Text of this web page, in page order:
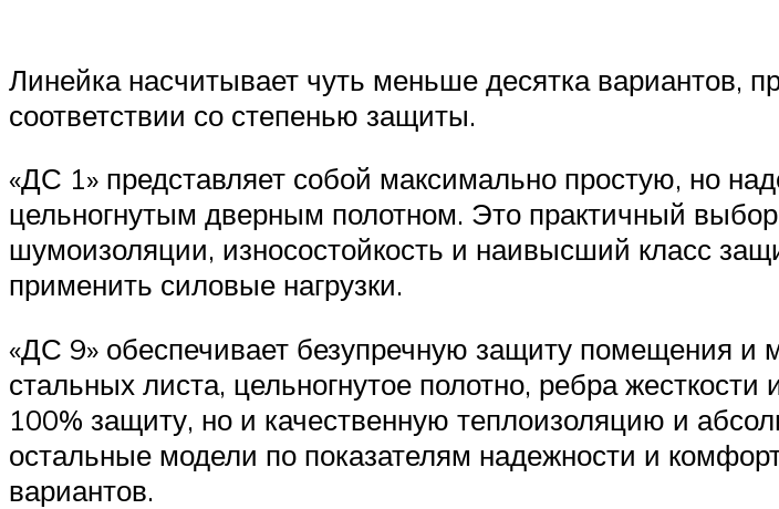
Линейка насчитывает чуть меньше десятка вариантов,
соответствии со степенью защиты.
«ДС 1» представляет собой максимально простую, но
цельногнутым дверным полотном. Это практичный
шумоизоляции, износостойкость и наивысший класс
применить силовые нагрузки.
«ДС 9» обеспечивает безупречную защиту помещения
стальных листа, цельногнутое полотно, ребра
100% защиту, но и качественную теплоизоляцию и
остальные модели по показателям надежности и
вариантов.